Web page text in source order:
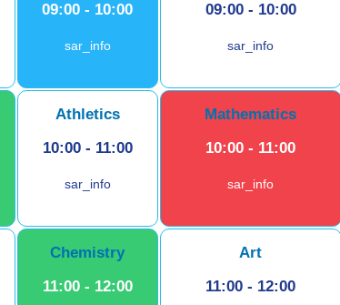
09:00 - 10:00
sar_info
09:00 - 10:00
sar_info
Athletics
10:00 - 11:00
sar_info
Mathematics
10:00 - 11:00
sar_info
Chemistry
11:00 - 12:00
Art
11:00 - 12:00